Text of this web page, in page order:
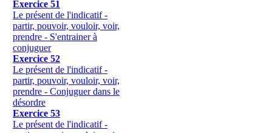
Exercice 51
Le présent de l'indicatif -
partir, pouvoir, vouloir, voir,
prendre - S'entrainer à
conjuguer
Exercice 52
Le présent de l'indicatif -
partir, pouvoir, vouloir, voir,
prendre - Conjuguer dans le
désordre
Exercice 53
Le présent de l'indicatif -